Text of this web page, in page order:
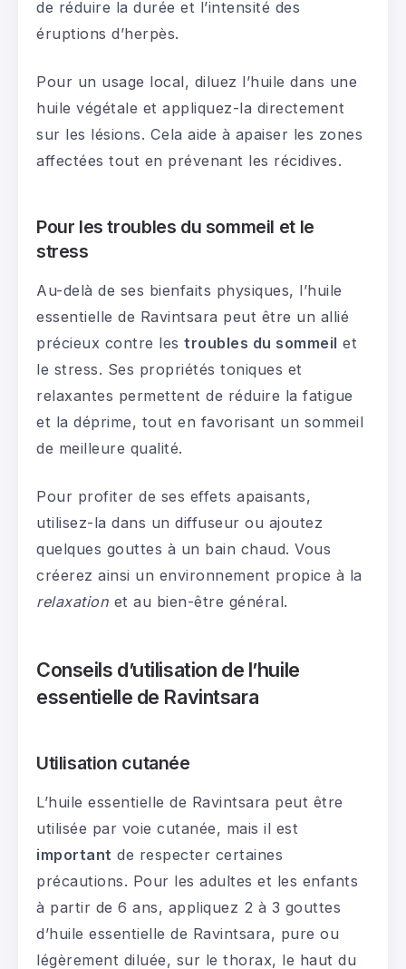
de réduire la durée et l’intensité des
éruptions d’herpès.
Pour un usage local, diluez l’huile dans une
huile végétale et appliquez-la directement
sur les lésions. Cela aide à apaiser les zones
affectées tout en prévenant les récidives.
Pour les troubles du sommeil et le
stress
Au-delà de ses bienfaits physiques, l’huile
essentielle de Ravintsara peut être un allié
précieux contre les troubles du sommeil et
le stress. Ses propriétés toniques et
relaxantes permettent de réduire la fatigue
et la déprime, tout en favorisant un sommeil
de meilleure qualité.
Pour profiter de ses effets apaisants,
utilisez-la dans un diffuseur ou ajoutez
quelques gouttes à un bain chaud. Vous
créerez ainsi un environnement propice à la
relaxation et au bien-être général.
Conseils d’utilisation de l’huile
essentielle de Ravintsara
Utilisation cutanée
L’huile essentielle de Ravintsara peut être
utilisée par voie cutanée, mais il est
important de respecter certaines
précautions. Pour les adultes et les enfants
à partir de 6 ans, appliquez 2 à 3 gouttes
d’huile essentielle de Ravintsara, pure ou
légèrement diluée, sur le thorax, le haut du